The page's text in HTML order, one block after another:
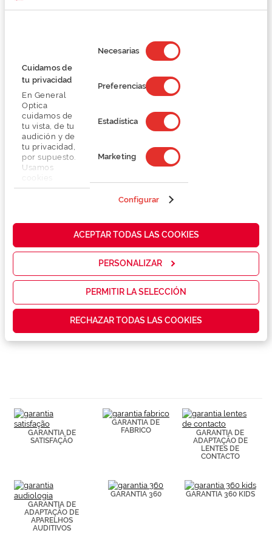
Cuidamos de
tu privacidad
En General
Optica
cuidamos de
tu vista, de tu
audición y de
tu privacidad,
por supuesto.
Usamos
propias y de
cómo mejorar
servicios y
las
que realmente
contenidos
personalizados
(por ejemplo,
de páginas
visitadas).
Política de
Cookies.
de
consentimiento
Necesarias
Preferencias
Estadística
Marketing
Configurar
ACEPTAR TODAS LAS COOKIES
PERSONALIZAR
PERMITIR LA SELECCIÓN
RECHAZAR TODAS LAS COOKIES
O preço inclui apenas a armação
144,60 €
Conselhos
Garantias e serviços exclusivos
GARANTIA DE
SATISFAÇÃO
GARANTIA DE
FABRICO
GARANTIA DE
ADAPTAÇÃO DE
LENTES DE
CONTACTO
GARANTIA DE
ADAPTAÇÃO DE
APARELHOS
AUDITIVOS
GARANTIA 360 GARANTIA 360 KIDS